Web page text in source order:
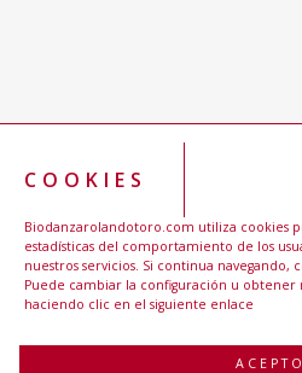
COOKIES
Biodanzarolandotoro.com utiliza cookies
estadísticas del comportamiento de los
nuestros servicios. Si continua navegando,
Puede cambiar la configuración u
haciendo clic en el siguiente enlace
ACEPTO